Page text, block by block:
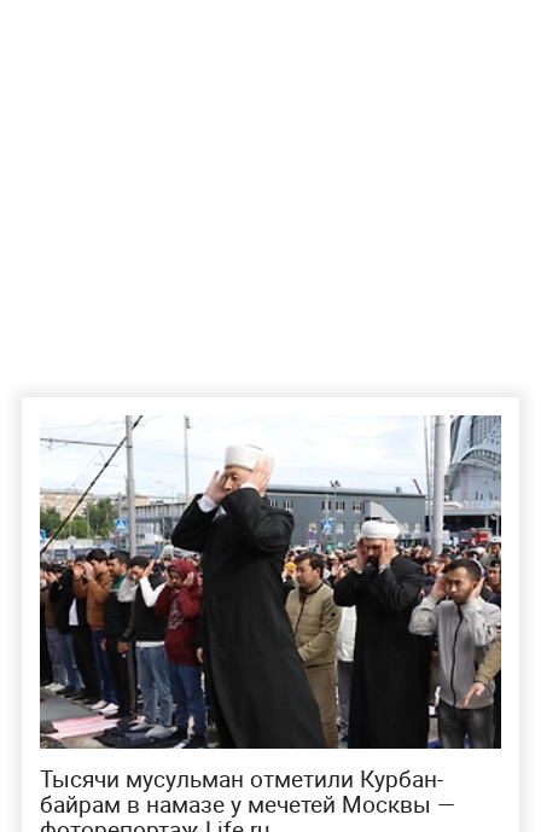
Тысячи мусульман отметили Курбан-
байрам в намазе у мечетей Москвы —